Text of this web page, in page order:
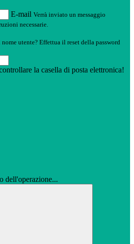
E-mail Verrà inviato un messaggio
necessarie.
utente? Effettua il reset della password
la casella di posta elettronica!
dell'operazione...